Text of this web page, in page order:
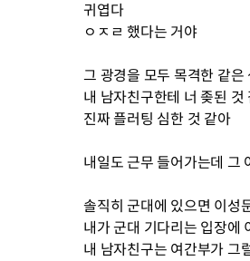
귀엽다
ㅇㅈㄹ 했다는 거야
그 광경을 모두 목격한 같은
내 남자친구한테 너 좆된
진짜 플러팅 심한 것 같아
내일도 근무 들어가는데 그
솔직히 군대에 있으면 이성
내가 군대 기다리는 입장에
내 남자친구는 여간부가 그